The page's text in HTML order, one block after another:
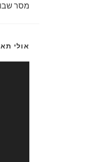
מסר שבועי
אולי